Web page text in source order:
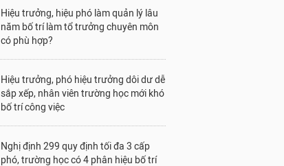
Hiệu trưởng, hiệu phó làm quản lý lâu
năm bố trí làm tổ trưởng chuyên môn
có phù hợp?
Hiệu trưởng, phó hiệu trưởng dôi dư dễ
sắp xếp, nhân viên trường học mới khó
bố trí công việc
Nghị định 299 quy định tối đa 3 cấp
phó, trường học có 4 phân hiệu bố trí